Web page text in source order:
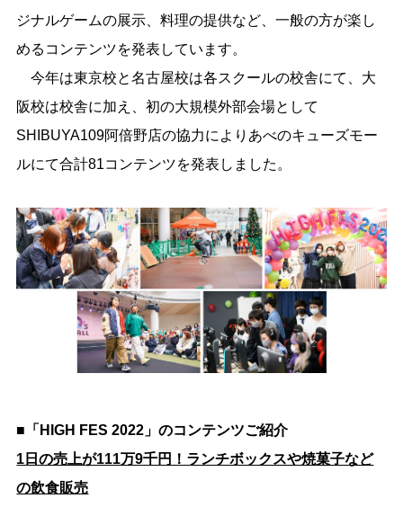
ジナルゲームの展示、料理の提供など、一般の方が楽し
めるコンテンツを発表しています。
今年は東京校と名古屋校は各スクールの校舎にて、大
阪校は校舎に加え、初の大規模外部会場として
SHIBUYA109阿倍野店の協力によりあべのキューズモー
ルにて合計81コンテンツを発表しました。
■「HIGH FES 2022」のコンテンツご紹介
1日の売上が111万9千円！ランチボックスや焼菓子など
の飲食販売